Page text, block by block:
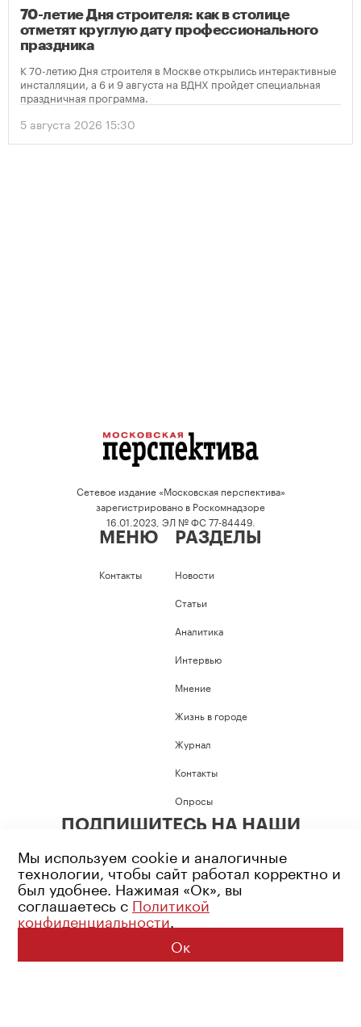
70-летие Дня строителя: как в столице
отметят круглую дату профессионального
праздника
К 70-летию Дня строителя в Москве открылись интерактивные
инсталляции, а 6 и 9 августа на ВДНХ пройдет специальная
праздничная программа.
5 августа 2026 15:30
Сетевое издание «Московская перспектива»
зарегистрировано в Роскомнадзоре
16.01.2023, ЭЛ № ФС 77-84449.
МЕНЮ
Контакты
РАЗДЕЛЫ
Новости
Статьи
Аналитика
Интервью
Мнение
Жизнь в городе
Журнал
Контакты
Опросы
ПОДПИШИТЕСЬ НА НАШИ
Возрастное ограничение: 16+
Политика конфиденциальности
© 2026 Все права защищены
Мы используем cookie и аналогичные
технологии, чтобы сайт работал корректно и
был удобнее. Нажимая «Ок», вы
соглашаетесь с Политикой
конфиденциальности.
Ок